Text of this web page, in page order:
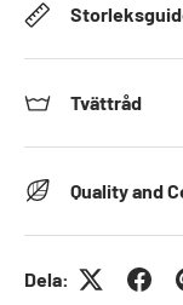
Tvättråd
Quality and
Dela: